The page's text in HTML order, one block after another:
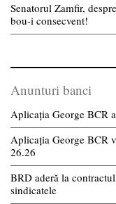
Senatorul Zamfir,
bou-i consecvent!
Anunturi banci
Aplicația George BCR
Aplicația George BCR
26.26
BRD aderă la
sindicatele